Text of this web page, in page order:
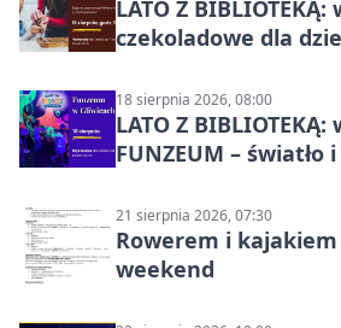
LATO Z
czekoladowe dla
18 sierpnia 2026, 08:00
LATO Z
FUNZEUM – światło
21 sierpnia 2026, 07:30
Rowerem i
weekend